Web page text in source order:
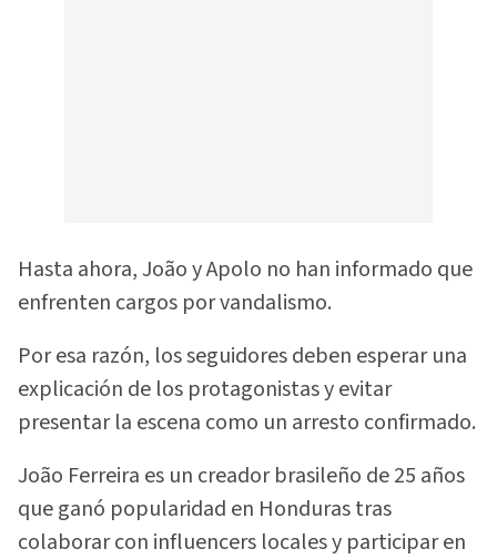
Hasta ahora, João y Apolo no han informado que
enfrenten cargos por vandalismo.
Por esa razón, los seguidores deben esperar una
explicación de los protagonistas y evitar
presentar la escena como un arresto confirmado.
João Ferreira es un creador brasileño de 25 años
que ganó popularidad en Honduras tras
colaborar con influencers locales y participar en